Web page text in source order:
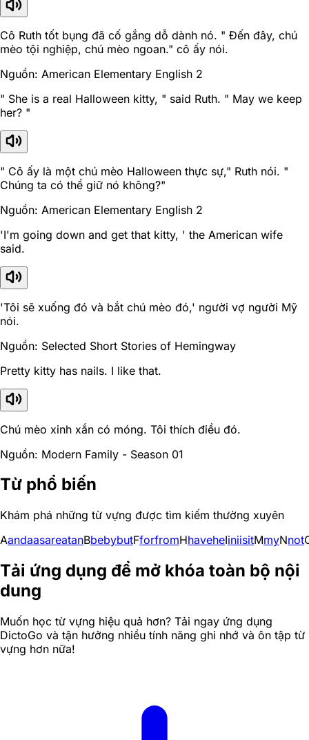
Cô Ruth tốt bụng đã cố gắng dỗ dành nó. " Đến đây, chú
mèo tội nghiệp, chú mèo ngoan." cô ấy nói.
Nguồn: American Elementary English 2
" She is a real Halloween kitty, " said Ruth. " May we keep
her? "
" Cô ấy là một chú mèo Halloween thực sự," Ruth nói. "
Chúng ta có thể giữ nó không?"
Nguồn: American Elementary English 2
'I'm going down and get that kitty, ' the American wife
said.
'Tôi sẽ xuống đó và bắt chú mèo đó,' người vợ người Mỹ
nói.
Nguồn: Selected Short Stories of Hemingway
Pretty kitty has nails. I like that.
Chú mèo xinh xắn có móng. Tôi thích điều đó.
Nguồn: Modern Family - Season 01
Từ phổ biến
Khám phá những từ vựng được tìm kiếm thường xuyên
AandaasareatanBbebybutFforfromHhaveheIiniisitMmyNnot
Tải ứng dụng để mở khóa toàn bộ nội
dung
Muốn học từ vựng hiệu quả hơn? Tải ngay ứng dụng
DictoGo và tận hưởng nhiều tính năng ghi nhớ và ôn tập từ
vựng hơn nữa!